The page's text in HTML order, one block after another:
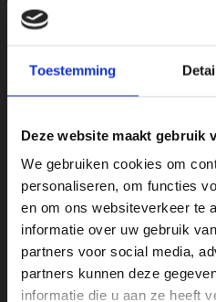
Toestemming
Deze website maakt gebruik
We gebruiken cookies om
personaliseren, om functies
en om ons websiteverkeer te
informatie over uw gebruik
partners voor social media,
partners kunnen deze
informatie die u aan ze heeft
Klantenservice